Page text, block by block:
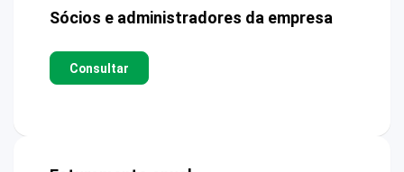
Sócios e administradores da empresa
Consultar